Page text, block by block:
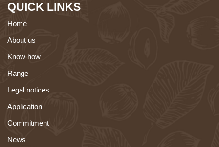
QUICK LINKS
Home
About us
Know how
Range
Legal notices
Application
Commitment
News